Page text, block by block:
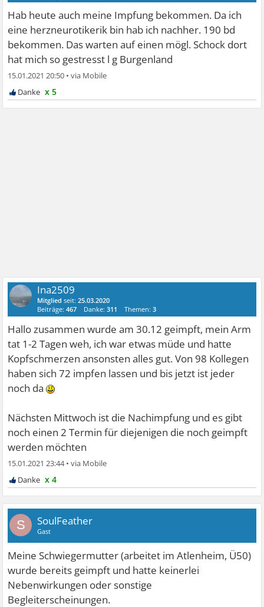
Hab heute auch meine Impfung bekommen. Da ich
eine herzneurotikerik bin hab ich nachher. 190 bd
bekommen. Das warten auf einen mögl. Schock dort
hat mich so gestresst l g Burgenland
15.01.2021 20:50 •
x 5
Ina2509
Mitglied seit:25.03.2020
Beiträge:467 Danke:311 Themen:3
Hallo zusammen wurde am 30.12 geimpft, mein Arm
tat 1-2 Tagen weh, ich war etwas müde und hatte
Kopfschmerzen ansonsten alles gut. Von 98 Kollegen
haben sich 72 impfen lassen und bis jetzt ist jeder
noch da
Nächsten Mittwoch ist die Nachimpfung und es gibt
noch einen 2 Termin für diejenigen die noch geimpft
werden möchten
15.01.2021 23:44•
x 4
S SoulFeather
Gast
Meine Schwiegermutter (arbeitet im Atlenheim, Ü50)
wurde bereits geimpft und hatte keinerlei
Nebenwirkungen oder sonstige
Begleiterscheinungen.